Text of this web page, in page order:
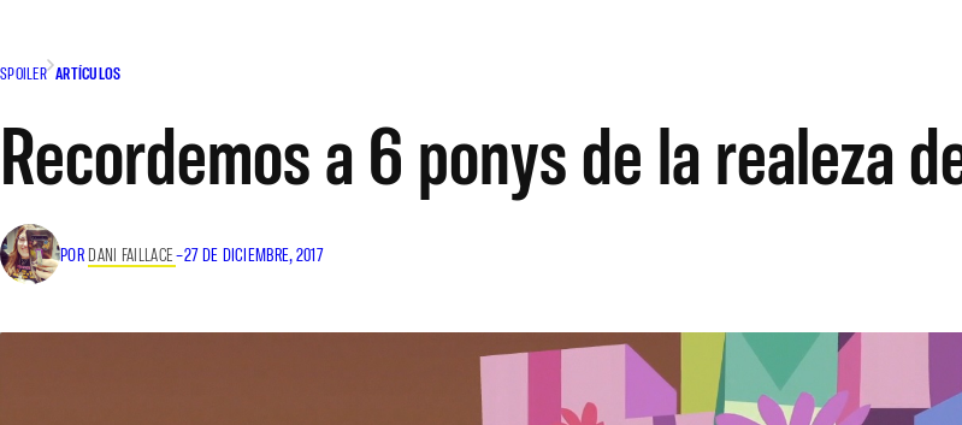
SPOILER ARTÍCULOS
Recordemos a 6 ponys de la realeza
POR DANI FAILLACE–27 DE DICIEMBRE, 2017